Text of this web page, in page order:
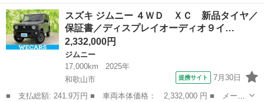
名： スズキ ■ 車種名： ジムニー ■ グレード名： ランドベン
チャー ナビＴＶ キーレスキー ４ｗｄ パワーウインド ブルー
トゥースオー...
兵庫 西宮市 ジムニー
スズキ ジムニー ４ＷＤ ＸＣ 新品タイヤ／
保証書／ディスプレイオーディオ９イ…
2,332,000円
ジムニー
17,000km
2025年
和歌山市
提携サイト 7月30日
■ 支払総額: 241.9万円 ■ 車両本体価格： 2,332,000 円 ■ メーカ